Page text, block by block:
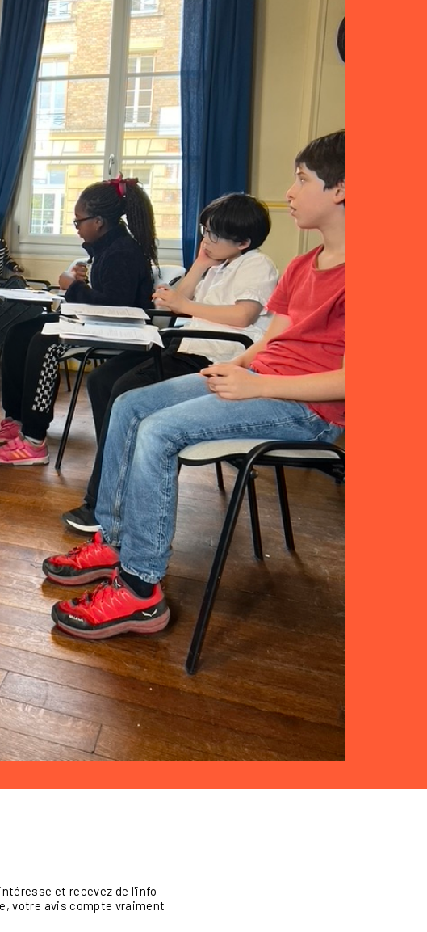
et recevez de l'info
votre avis compte vraiment